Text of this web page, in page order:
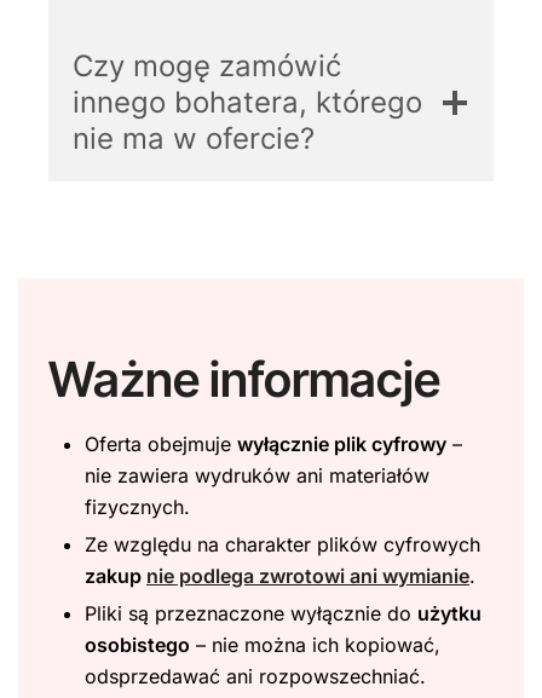
Czy mogę zamówić
innego bohatera, którego
nie ma w ofercie?
Ważne informacje
Oferta obejmuje wyłącznie plik cyfrowy –
nie zawiera wydruków ani materiałów
fizycznych.
Ze względu na charakter plików cyfrowych
zakup nie podlega zwrotowi ani wymianie.
Pliki są przeznaczone wyłącznie do użytku
osobistego – nie można ich kopiować,
odsprzedawać ani rozpowszechniać.